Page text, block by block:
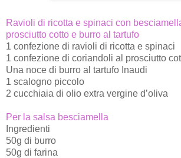
Ravioli di ricotta e spinaci con
prosciutto cotto e burro al tartufo
1 confezione di ravioli di ricotta e spinaci
1 confezione di coriandoli al prosciutto
Una noce di burro al tartufo Inaudi
1 scalogno piccolo
2 cucchiaia di olio extra vergine d’oliva
Per la salsa besciamella
Ingredienti
50g di burro
50g di farina